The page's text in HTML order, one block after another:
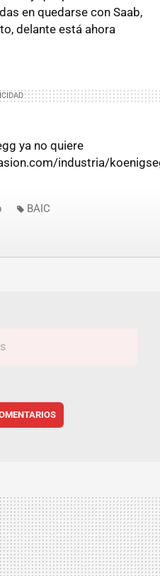
en quedarse con Saab,
delante está ahora
ya no quiere
industria/
BAIC